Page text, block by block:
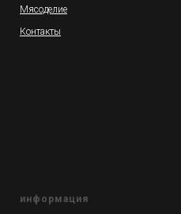
Мясоделие
Контакты
информация